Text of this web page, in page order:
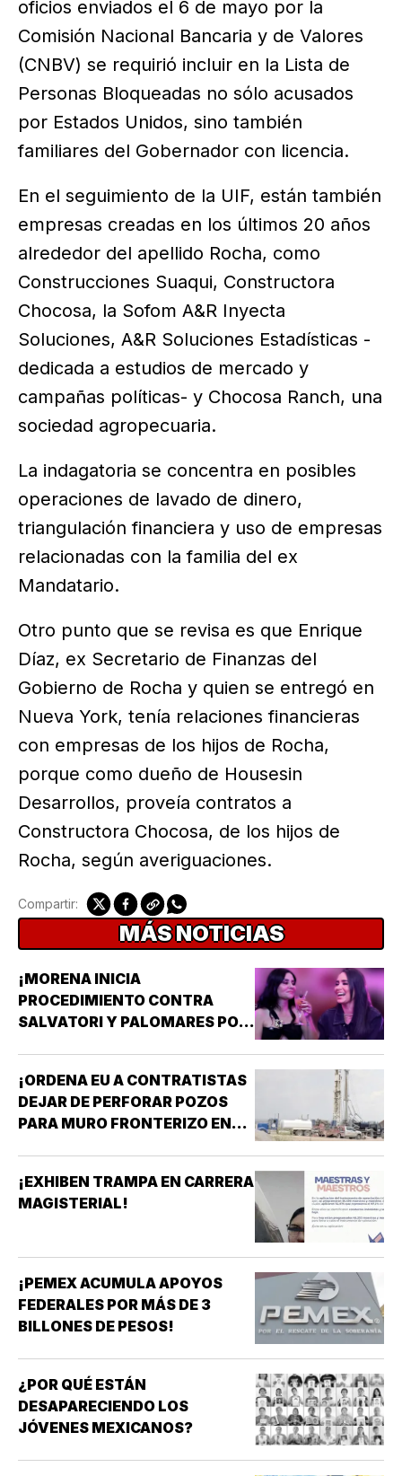
oficios enviados el 6 de mayo por la
Comisión Nacional Bancaria y de Valores
(CNBV) se requirió incluir en la Lista de
Personas Bloqueadas no sólo acusados
por Estados Unidos, sino también
familiares del Gobernador con licencia.
En el seguimiento de la UIF, están también
empresas creadas en los últimos 20 años
alrededor del apellido Rocha, como
Construcciones Suaqui, Constructora
Chocosa, la Sofom A&R Inyecta
Soluciones, A&R Soluciones Estadísticas -
dedicada a estudios de mercado y
campañas políticas- y Chocosa Ranch, una
sociedad agropecuaria.
La indagatoria se concentra en posibles
operaciones de lavado de dinero,
triangulación financiera y uso de empresas
relacionadas con la familia del ex
Mandatario.
Otro punto que se revisa es que Enrique
Díaz, ex Secretario de Finanzas del
Gobierno de Rocha y quien se entregó en
Nueva York, tenía relaciones financieras
con empresas de los hijos de Rocha,
porque como dueño de Housesin
Desarrollos, proveía contratos a
Constructora Chocosa, de los hijos de
Rocha, según averiguaciones.
Compartir:
MÁS NOTICIAS
¡MORENA INICIA
PROCEDIMIENTO CONTRA
SALVATORI Y PALOMARES POR
¡ORDENA EU A CONTRATISTAS
DEJAR DE PERFORAR POZOS
PARA MURO FRONTERIZO EN
¡EXHIBEN TRAMPA EN CARRERA
MAGISTERIAL!
¡PEMEX ACUMULA APOYOS
FEDERALES POR MÁS DE 3
BILLONES DE PESOS!
¿POR QUÉ ESTÁN
DESAPARECIENDO LOS
JÓVENES MEXICANOS?